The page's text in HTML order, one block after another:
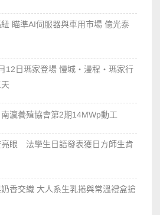
瞄準AI伺服器與車用市場 億光泰
12日瑪家登場 慢城・漫程・瑪家行
瀛養殖協會第2期14MWp動工
亮眼 法學生日語發表獲日方師生肯
香交織 大人系生乳捲與常溫禮盒搶